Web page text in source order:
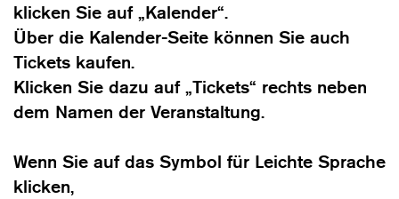
klicken Sie auf „Kalender“.
Über die Kalender-Seite können Sie auch
Tickets kaufen.
Klicken Sie dazu auf „Tickets“ rechts neben
dem Namen der Veranstaltung.
Wenn Sie auf das Symbol für Leichte Sprache
klicken,